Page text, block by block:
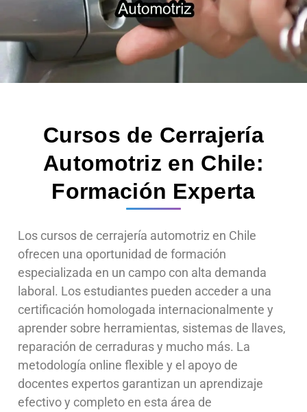
Cursos de Cerrajería
Automotriz en Chile:
Formación Experta
Los cursos de cerrajería automotriz en Chile
ofrecen una oportunidad de formación
especializada en un campo con alta demanda
laboral. Los estudiantes pueden acceder a una
certificación homologada internacionalmente y
aprender sobre herramientas, sistemas de llaves,
reparación de cerraduras y mucho más. La
metodología online flexible y el apoyo de
docentes expertos garantizan un aprendizaje
efectivo y completo en esta área de